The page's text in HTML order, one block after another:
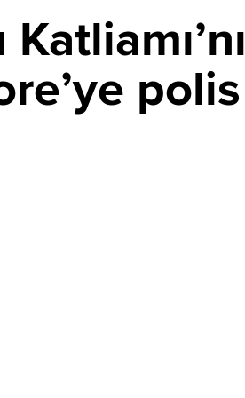
polis